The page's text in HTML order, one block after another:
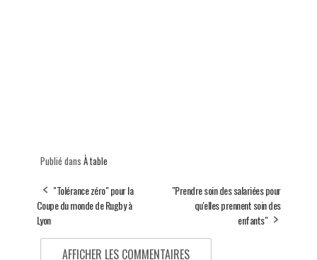
Publié dans À table
"Tolérance zéro" pour la
Coupe du monde de Rugby à
Lyon
"Prendre soin des salariées pour
qu'elles prennent soin des
enfants"
AFFICHER LES COMMENTAIRES